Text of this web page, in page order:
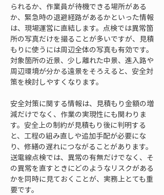
られるか、作業員が待機できる場所がある
か、緊急時の退避経路があるかといった情報
は、現場運営に直結します。点検では異常箇
所の写真だけを撮ることが多いですが、見積
もりに使うには周辺全体の写真も有効です。
対象箇所の近景、少し離れた中景、進入路や
周辺環境が分かる遠景をそろえると、安全対
策を検討しやすくなります。
安全対策に関する情報は、見積もり金額の増
減だけでなく、作業の実現性にも関わりま
す。安全上の制約が見積もり後に判明する
と、工程の組み直しや追加手配が必要にな
り、修繕の遅れにつながることがあります。
送電線点検では、異常の有無だけでなく、そ
の異常を直すときにどのようなリスクがある
かを同時に見ておくことが、実務上とても重
要です。